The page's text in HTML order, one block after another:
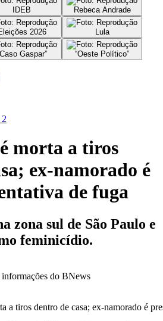
IDEB Rebeca Andrade
2026 Lula
Gaspar” “Oeste Político”
morta a tiros
ex-namorado é
de fuga
zona sul de São Paulo e
feminicídio.
do BNews